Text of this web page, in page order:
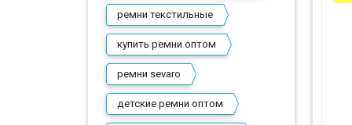
ремни текстильные
купить ремни оптом
ремни sevaro
детские ремни оптом